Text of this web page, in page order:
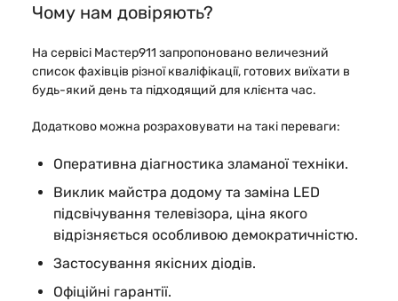
Чому нам довіряють?
На сервісі Мастер911 запропоновано величезний
список фахівців різної кваліфікації, готових виїхати в
будь-який день та підходящий для клієнта час.
Додатково можна розраховувати на такі переваги:
Оперативна діагностика зламаної техніки.
Виклик майстра додому та заміна LED
підсвічування телевізора, ціна якого
відрізняється особливою демократичністю.
Застосування якісних діодів.
Офіційні гарантії.